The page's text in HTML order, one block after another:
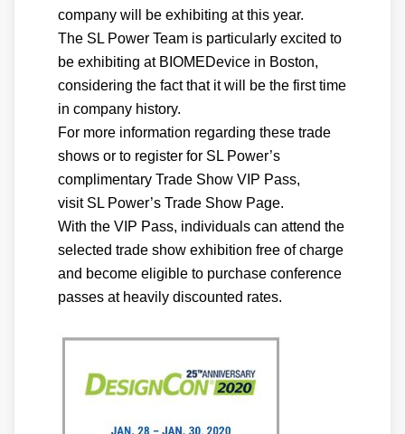
company will be exhibiting at this year.
The SL Power Team is particularly excited to
be exhibiting at BIOMEDevice in Boston,
considering the fact that it will be the first time
in company history.
For more information regarding these trade
shows or to register for SL Power’s
complimentary Trade Show VIP Pass,
visit SL Power’s Trade Show Page.
With the VIP Pass, individuals can attend the
selected trade show exhibition free of charge
and become eligible to purchase conference
passes at heavily discounted rates.